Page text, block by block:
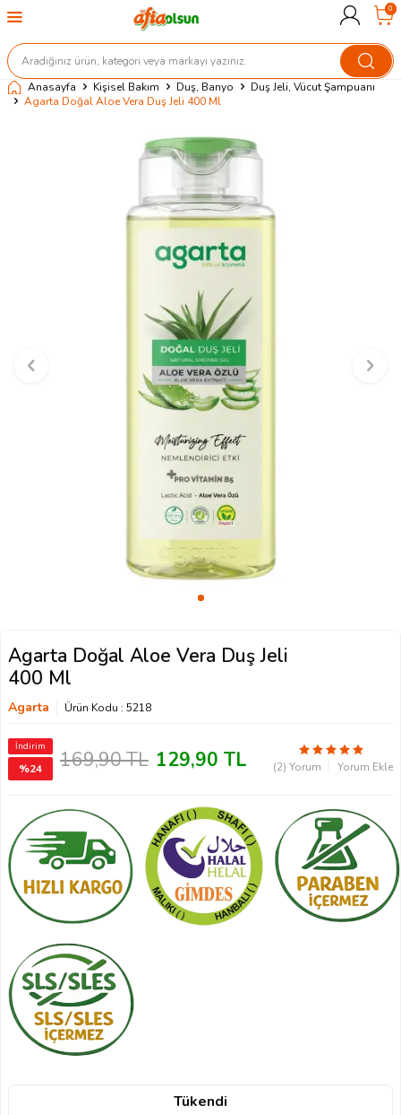
0
Anasayfa Kişisel Bakım Duş, Banyo
Duş Jeli, Vücut Şampuanı
Agarta Doğal Aloe Vera Duş Jeli 400 Ml
Agarta Doğal Aloe Vera Duş Jeli
400 Ml
Agarta Ürün Kodu : 5218
İndirim
%24 169,90TL 129,90 TL (2) Yorum Yorum Ekle
Tükendi